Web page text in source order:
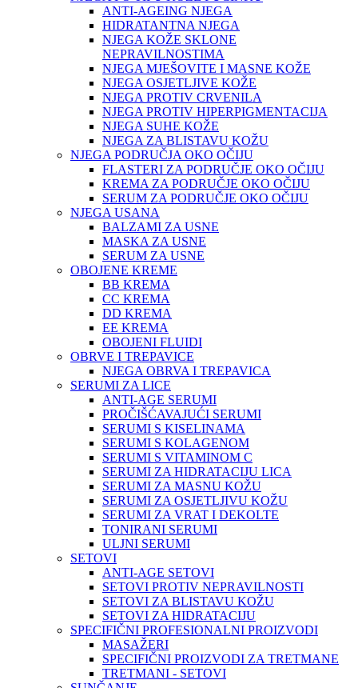
ANTI-AGEING NJEGA
HIDRATANTNA NJEGA
NJEGA KOŽE SKLONE
NEPRAVILNOSTIMA
NJEGA MJEŠOVITE I MASNE KOŽE
NJEGA OSJETLJIVE KOŽE
NJEGA PROTIV CRVENILA
NJEGA PROTIV HIPERPIGMENTACIJA
NJEGA SUHE KOŽE
NJEGA ZA BLISTAVU KOŽU
NJEGA PODRUČJA OKO OČIJU
FLASTERI ZA PODRUČJE OKO OČIJU
KREMA ZA PODRUČJE OKO OČIJU
SERUM ZA PODRUČJE OKO OČIJU
NJEGA USANA
BALZAMI ZA USNE
MASKA ZA USNE
SERUM ZA USNE
OBOJENE KREME
BB KREMA
CC KREMA
DD KREMA
EE KREMA
OBOJENI FLUIDI
OBRVE I TREPAVICE
NJEGA OBRVA I TREPAVICA
SERUMI ZA LICE
ANTI-AGE SERUMI
PROČIŠĆAVAJUĆI SERUMI
SERUMI S KISELINAMA
SERUMI S KOLAGENOM
SERUMI S VITAMINOM C
SERUMI ZA HIDRATACIJU LICA
SERUMI ZA MASNU KOŽU
SERUMI ZA OSJETLJIVU KOŽU
SERUMI ZA VRAT I DEKOLTE
TONIRANI SERUMI
ULJNI SERUMI
SETOVI
ANTI-AGE SETOVI
SETOVI PROTIV NEPRAVILNOSTI
SETOVI ZA BLISTAVU KOŽU
SETOVI ZA HIDRATACIJU
SPECIFIČNI PROFESIONALNI PROIZVODI
MASAŽERI
SPECIFIČNI PROIZVODI ZA TRETMANE
TRETMANI - SETOVI